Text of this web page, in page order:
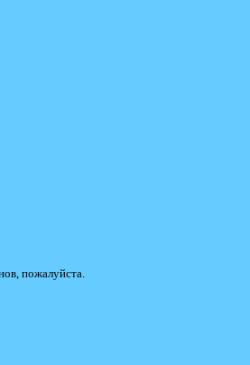
пожалуйста.